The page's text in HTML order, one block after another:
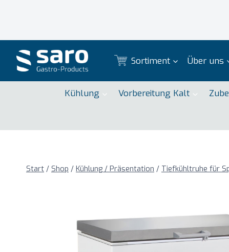
Sortiment Über uns
Kühlung Vorbereitung Kalt
Start / Shop / Kühlung / Präsentation / Tiefkühltruhe für